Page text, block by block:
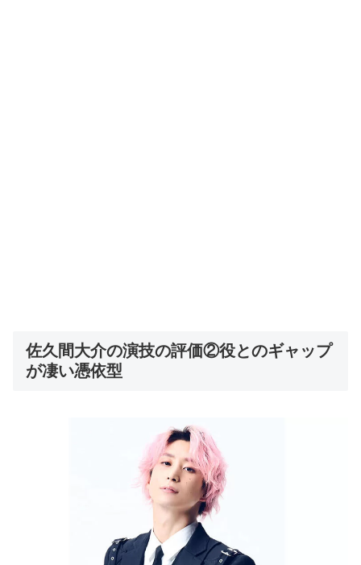
佐久間大介の演技の評価②役とのギャップ
が凄い憑依型